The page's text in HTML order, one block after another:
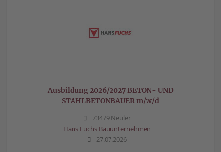
Ausbildung 2026/2027 BETON- UND
STAHLBETONBAUER m/w/d
73479 Neuler
Hans Fuchs Bauunternehmen
27.07.2026